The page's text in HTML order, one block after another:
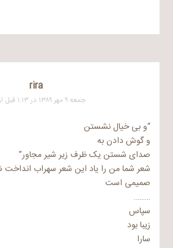
rira
جمعه ۹ مهر ۱۳۸۹ در ۱:۱۳ قبل از ظهر
“و بی خیال نشستن
و گوش دادن به
صدای شستن یک ظرف زیر شیر مجاور”
شعر شما من را یاد این شعر سهراب انداخت
صمیمی است
………
سپاس
زیبا بود
سارا